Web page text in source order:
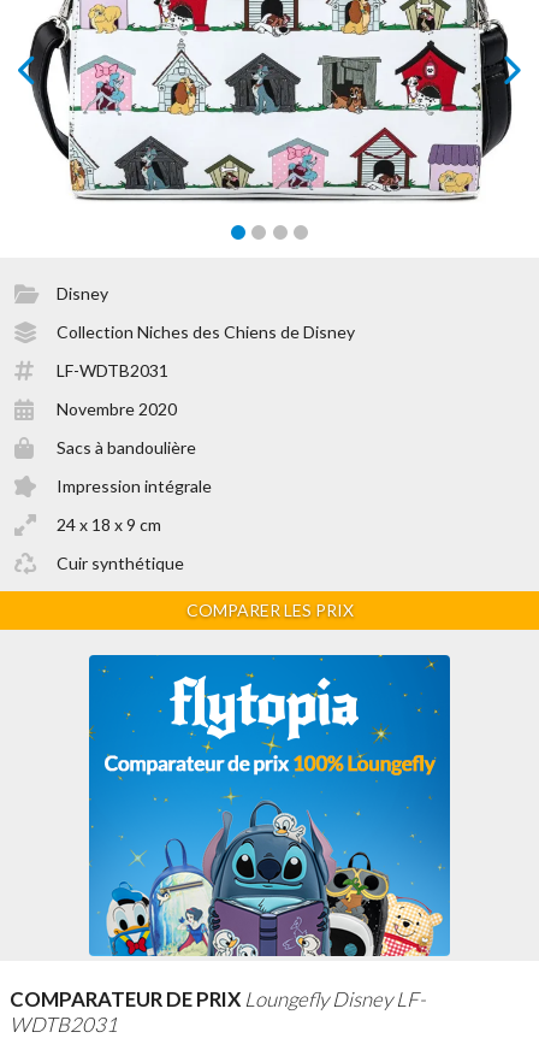
prev next
Disney
Collection Niches des Chiens de Disney
LF-WDTB2031
Novembre 2020
Sacs à bandoulière
Impression intégrale
24 x 18 x 9 cm
Cuir synthétique
COMPARER LES PRIX
COMPARATEUR DE PRIX Loungefly Disney LF-
WDTB2031